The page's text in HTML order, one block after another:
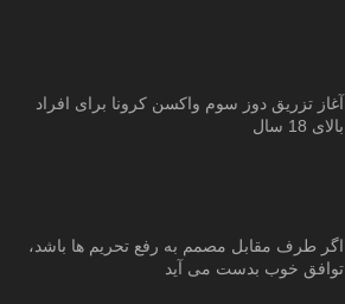
آغاز تزریق دوز سوم واکسن کرونا برای افراد
بالای 18 سال
اگر طرف مقابل مصمم به رفع تحریم ها باشد،
توافق خوب بدست می آید